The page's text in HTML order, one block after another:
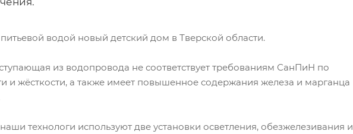
водой новый детский дом в Тверской области.
из водопровода не соответствует требованиям СанПиН по
и жёсткости, а также имеет повышенное содержания железа и марганца
технологи используют две установки осветления, обезжелезивания и